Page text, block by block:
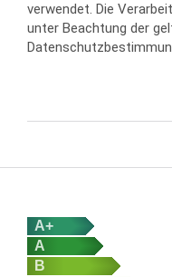
verwendet. Die
unter Beachtung der
A+
A
B